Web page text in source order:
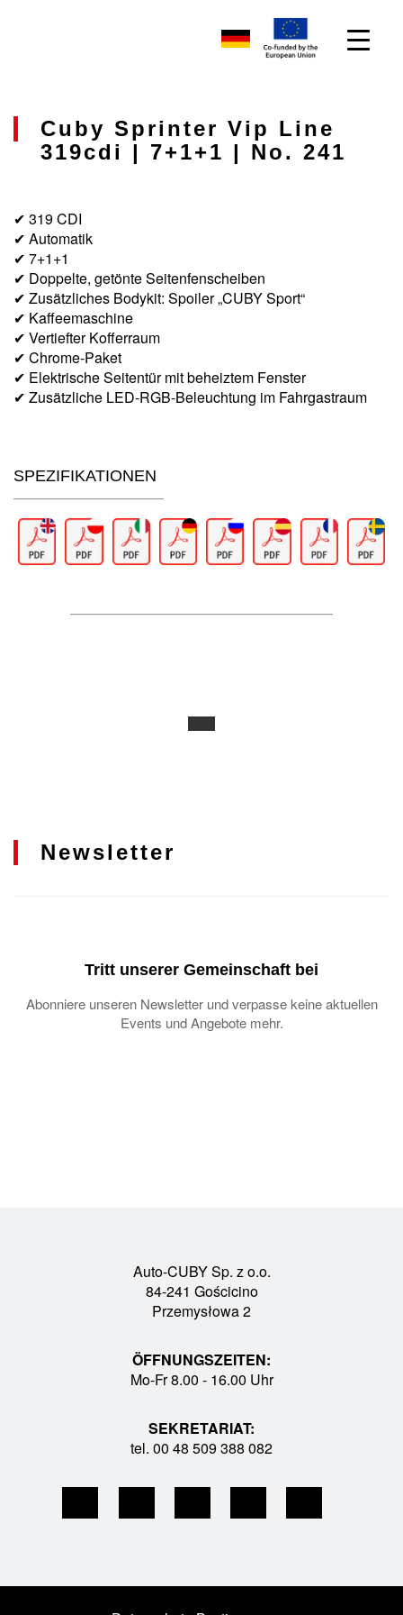
Cuby Sprinter Vip Line
319cdi | 7+1+1 | No. 241
✔ 319 CDI
✔ Automatik
✔ 7+1+1
✔ Doppelte, getönte Seitenfenscheiben
✔ Zusätzliches Bodykit: Spoiler „CUBY Sport“
✔ Kaffeemaschine
✔ Vertiefter Kofferraum
✔ Chrome-Paket
✔ Elektrische Seitentür mit beheiztem Fenster
✔ Zusätzliche LED-RGB-Beleuchtung im Fahrgastraum
SPEZIFIKATIONEN
Newsletter
Tritt unserer Gemeinschaft bei
Abonniere unseren Newsletter und verpasse keine aktuellen
Events und Angebote mehr.
Auto-CUBY Sp. z o.o.
84-241 Gościcino
Przemysłowa 2
ÖFFNUNGSZEITEN:
Mo-Fr 8.00 - 16.00 Uhr
SEKRETARIAT:
tel. 00 48 509 388 082